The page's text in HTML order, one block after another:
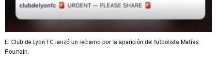
El Club de Lyon FC lanzó un reclamo por la aparición del futbolista Matías
Pourrain.